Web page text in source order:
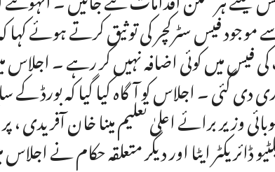
موجود فیس سٹرکچر کی توثیق کرتے ہوئے
دی گئی ۔ اجلاس کو آگاہ کیا گیا کہ بورڈ
وزیر برائے اعلیٰ تعلیم مینا خان آفریدی
ڈائریکٹر ایٹا اور دیگر متعلقہ حکام نے